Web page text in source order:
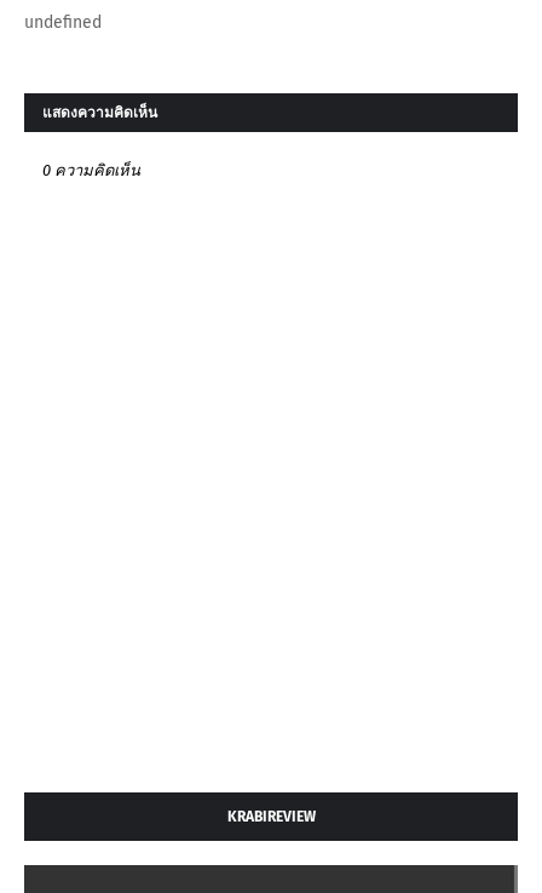
undefined
แสดงความคิดเห็น
0 ความคิดเห็น
KRABIREVIEW